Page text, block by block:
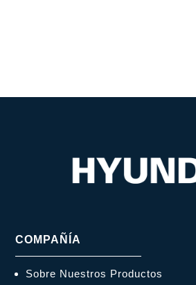
COMPAÑÍA
Sobre Nuestros Productos